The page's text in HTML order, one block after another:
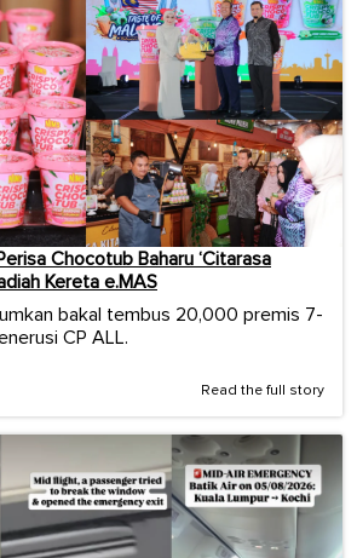
Chocotub Baharu ‘Citarasa
Kereta e.MAS
bakal tembus 20,000 premis 7-
CP ALL.
Read the full story